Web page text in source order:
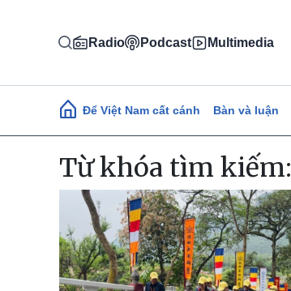
Radio Podcast Multimedia
Main navigation
Để Việt Nam cất cánh Bàn và luận
Từ khóa tìm kiếm: